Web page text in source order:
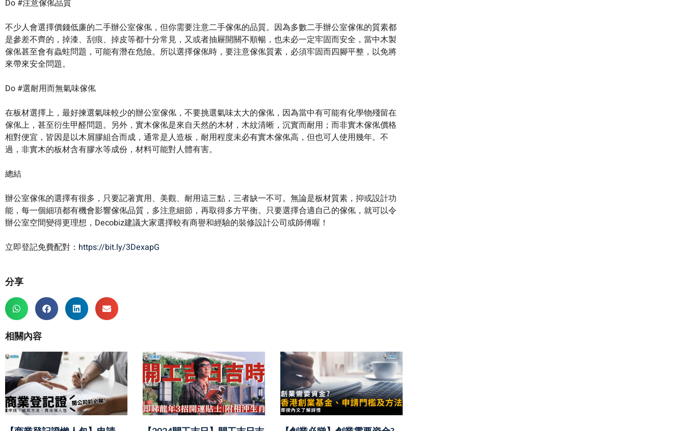
Do #注意傢俬品質
不少人會選擇價錢低廉的二手辦公室傢俬，但你需要注意二手傢俬的品質。因為多數二手辦公室傢俬的質素都
是參差不齊的，掉漆、刮痕、掉皮等都十分常見，又或者抽屜開關不順暢，也未必一定牢固而安全，當中木製
傢俬甚至會有蟲蛀問題，可能有潛在危險。所以選擇傢俬時，要注意傢俬質素，必須牢固而四腳平整，以免將
來帶來安全問題。
Do #選耐用而無氣味傢俬
在板材選擇上，最好揀選氣味較少的辦公室傢俬，不要挑選氣味太大的傢俬，因為當中有可能有化學物殘留在
傢俬上，甚至衍生甲醛問題。另外，實木傢俬是來自天然的木材，木紋清晰，沉實而耐用；而非實木傢俬價格
相對便宜，皆因是以木屑膠組合而成，通常是人造板，耐用程度未必有實木傢俬高，但也可人使用幾年。不
過，非實木的板材含有膠水等成份，材料可能對人體有害。
總結
辦公室傢俬的選擇有很多，只要記著實用、美觀、耐用這三點，三者缺一不可。無論是板材質素，抑或設計功
能，每一個細項都有機會影響傢俬品質，多注意細節，再取得多方平衡。只要選擇合適自己的傢俬，就可以令
辦公室空間變得更理想，Decobiz建議大家選擇較有商譽和經驗的裝修設計公司或師傅喔！
立即登記免費配對： https://bit.ly/3DexapG
分享
相關內容